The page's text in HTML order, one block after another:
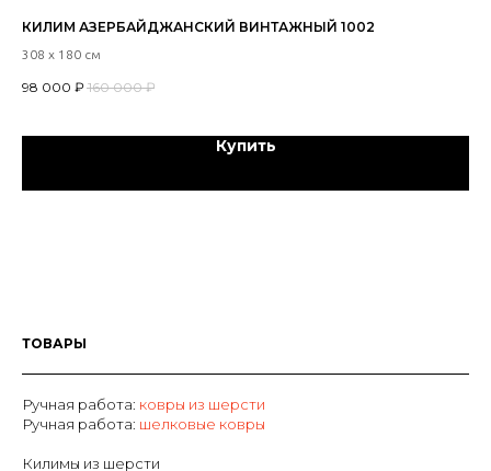
КИЛИМ АЗЕРБАЙДЖАНСКИЙ ВИНТАЖНЫЙ 1002
308 х 180 см
98 000 ₽ 160 000 ₽
Купить
ТОВАРЫ
Ручная работа: ковры из шерсти
Ручная работа: шелковые ковры
Килимы из шерсти